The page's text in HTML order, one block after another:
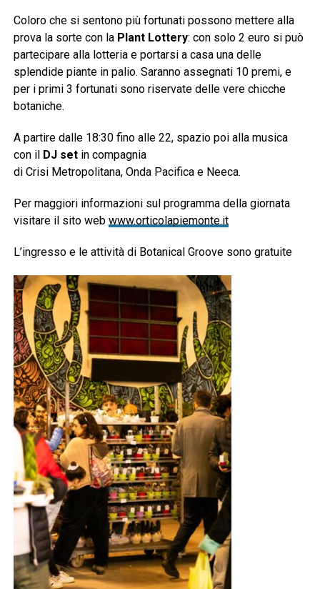
Coloro che si sentono più fortunati possono mettere alla
prova la sorte con laPlant Lottery: con solo 2 euro si può
partecipare alla lotteria e portarsi a casa una delle
splendide piante in palio. Saranno assegnati 10 premi, e
per i primi 3 fortunati sono riservate delle vere chicche
botaniche.
A partire dalle 18:30 fino alle 22, spazio poi alla musica
con il DJ setin compagnia
di Crisi Metropolitana, Onda Pacifica e Neeca.
Per maggiori informazioni sul programma della giornata
visitare il sito web www.orticolapiemonte.it
L’ingresso e le attività di Botanical Groove sono gratuite